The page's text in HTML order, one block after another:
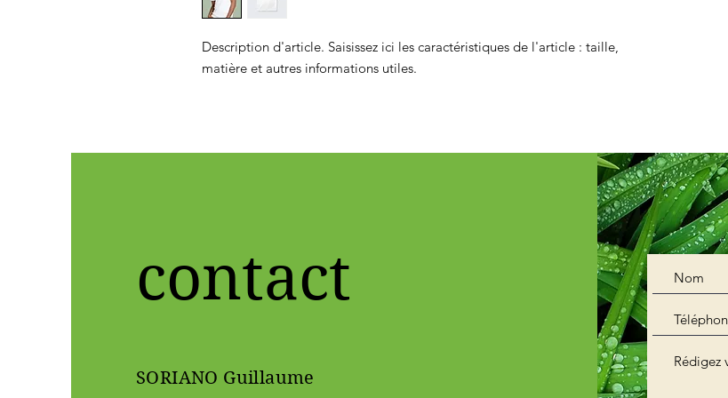
Description d'article. Saisissez ici les caractéristiques de l'article : taille,
matière et autres informations utiles.
contact
SORIANO Guillaume